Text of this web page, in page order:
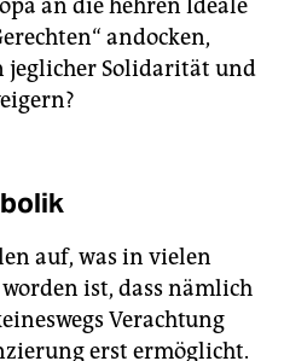
an die hehren Ideale
andocken,
jeglicher Solidarität und
auf, was in vielen
ist, dass nämlich
Verachtung
erst ermöglicht.